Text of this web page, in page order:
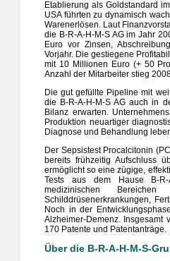
Etablierung als Goldstandard
USA führten zu dynamisch
Warenerlösen. Laut
die B-R-A-H-M-S AG im Jahr
Euro vor Zinsen,
Vorjahr. Die gestiegene
mit 10 Millionen Euro (+ 50
Anzahl der Mitarbeiter stieg
Die gut gefüllte Pipeline mit
die B-R-A-H-M-S AG auch in
Bilanz erwarten.
Produktion neuartiger
Diagnose und Behandlung
Der Sepsistest Procalcitonin
bereits frühzeitig Aufschluss
ermöglicht so eine zügige,
Tests aus dem Hause B-R-
medizinischen Bereichen
Schilddrüsenerkrankungen,
Noch in der
Alzheimer-Demenz. Insgesamt
170 Patente und Patentanträge.
Über die B-R-A-H-M-S-